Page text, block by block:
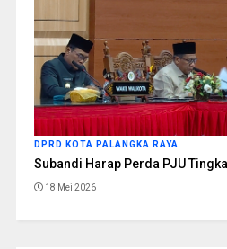
DPRD KOTA PALANGKA RAYA
Subandi Harap Perda PJU
18 Mei 2026